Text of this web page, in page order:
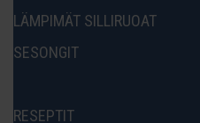
LÄMPIMÄT SILLIRUOAT
SESONGIT
RESEPTIT